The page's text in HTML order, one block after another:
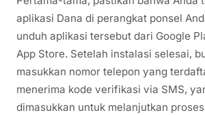
aplikasi Dana di perangkat ponsel
unduh aplikasi tersebut dari Google
App Store. Setelah instalasi selesai,
masukkan nomor telepon yang
menerima kode verifikasi via SMS,
dimasukkan untuk melanjutkan